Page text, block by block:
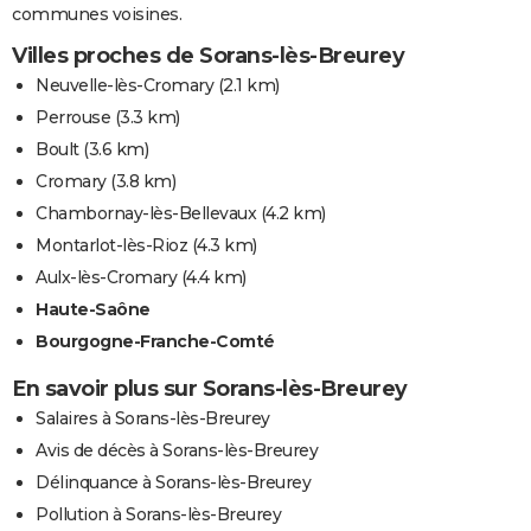
communes voisines.
Villes proches de Sorans-lès-Breurey
Neuvelle-lès-Cromary(2.1 km)
Perrouse (3.3 km)
Boult(3.6 km)
Cromary(3.8 km)
Chambornay-lès-Bellevaux(4.2 km)
Montarlot-lès-Rioz (4.3 km)
Aulx-lès-Cromary(4.4 km)
Haute-Saône
Bourgogne-Franche-Comté
En savoir plus sur Sorans-lès-Breurey
Salaires à Sorans-lès-Breurey
Avis de décès à Sorans-lès-Breurey
Délinquance à Sorans-lès-Breurey
Pollution à Sorans-lès-Breurey